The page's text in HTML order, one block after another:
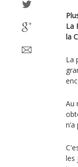
La
la
La
Au
les